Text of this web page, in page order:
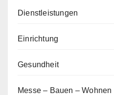
Dienstleistungen
Einrichtung
Gesundheit
Messe – Bauen – Wohnen